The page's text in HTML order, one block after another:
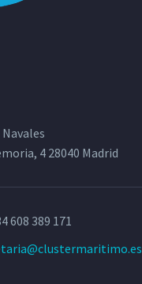
Navales
4 28040 Madrid
608 389 171